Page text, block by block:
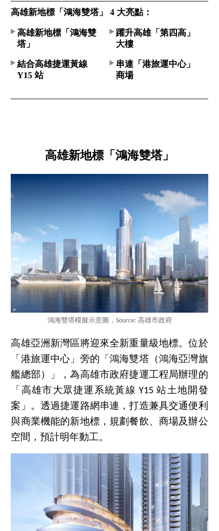
高雄新地標「鴻海雙塔」 4 大亮點：
高雄新地標「鴻海雙
塔」
躍升高雄「第四高」
大樓
結合高雄捷運黃線
Y15 站
串連「港旅運中心」
商場
高雄新地標「鴻海雙塔」
鴻海雙塔模擬示意圖，Source: 高雄市政府
高雄亞洲新灣區將迎來全新重量級地標。位於
「港旅運中心」旁的「鴻海雙塔（鴻海亞灣旗
艦總部）」，為高雄市政府捷運工程局辦理的
「高雄市大眾捷運系統黃線 Y15 站土地開發
案」。透過捷運路網串連，打造兼具交通便利
與商業機能的新地標，規劃餐飲、商場及辦公
空間，預計明年動工。